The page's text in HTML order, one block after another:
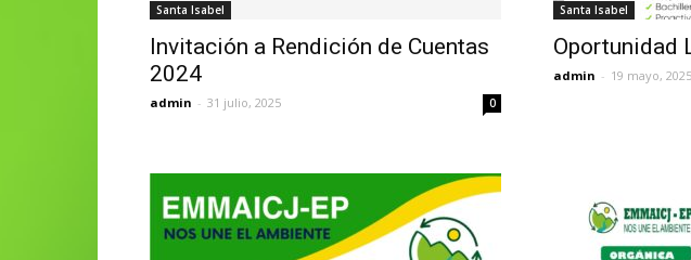
Santa Isabel
Invitación a Rendición de Cuentas
2024
admin - 31 julio, 2025 0
Santa Isabel
Oportunidad
admin - 19 mayo, 2025